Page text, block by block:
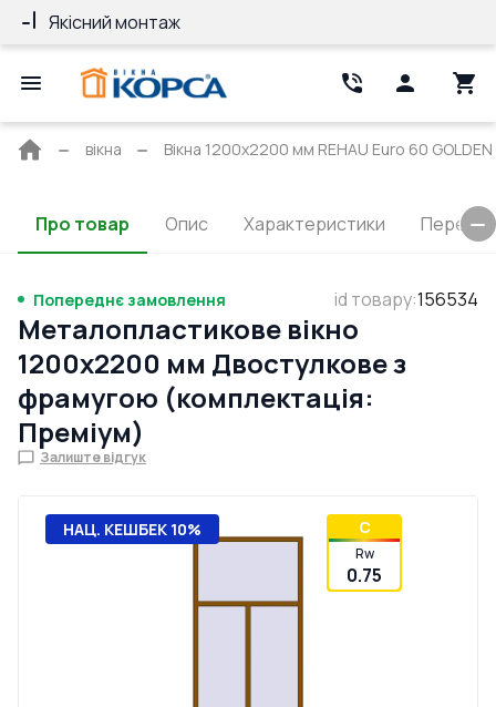
Якісний монтаж
Головна
вікна Вікна 1200x2200 мм REHAU Euro 60 GOLDEN
Про товар Опис Характеристики
Попереднє замовлення id товару:156534
Металопластикове вікно
1200x2200 мм Двостулкове з
фрамугою (комплектація:
Преміум)
Залиште відгук
НАЦ. КЕШБЕК 10% C
Rw
0.75